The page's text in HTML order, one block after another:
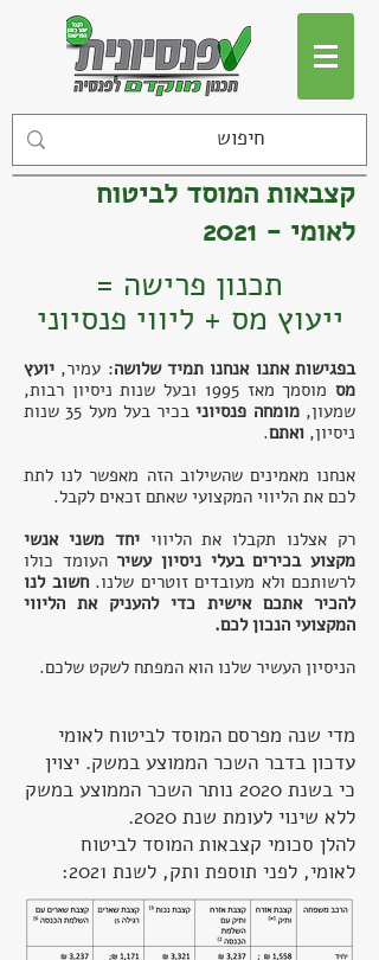
קצבאות המוסד לביטוח
לאומי - 2021
תכנון פרישה =
ייעוץ מס + ליווי פנסיוני
בפגישות אתנו אנחנו תמיד שלושה: עמיר, יועץ
מסמוסמך מאז 1995 ו
בעל שנות ניסיון רבות,
שמעון,מומחה פנסיוני
בכיר בעל מעל 35 שנות
ניסיון, ואתם.
אנחנו מאמינים שהשילוב הזה מאפשר לנו לתת
לכם את הליווי המקצועי שאתם זכאים לקבל.
רק אצלנו תקבלו את הליווייחד משני אנשי
מקצוע בכירים בעלי ניסיון עשיר העומד כולו
לרשותכם ולא מעובדים זוטרים שלנו.חשוב לנו
להכיר אתכם אישית כדי להעניק את הליווי
המקצועי הנכון לכם.
הניסיון העשיר שלנו הוא המפתח לשקט שלכם.
מדי שנה מפרסם המוסד לביטוח לאומי
עדכון בדבר השכר הממוצע במשק. יצוין
כי בשנת 2020 נותר השכר הממוצע במשק
ללא שינוי לעומת שנת 2020.
להלן סכומי קצבאות המוסד לביטוח
לאומי, לפני תוספת ותק, לשנת 2021: